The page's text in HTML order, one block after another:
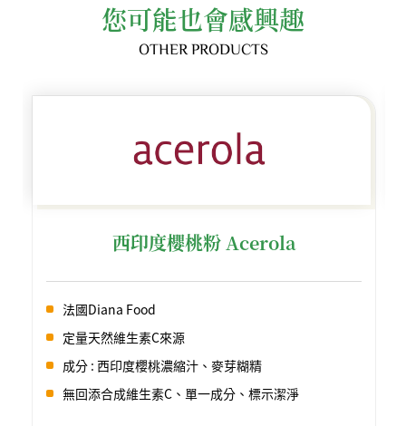
您可能也會感興趣
OTHER PRODUCTS
西印度櫻桃粉 Acerola
法國Diana Food
定量天然維生素C來源
成分 : 西印度櫻桃濃縮汁、麥芽糊精
無回添合成維生素C、單一成分、標示潔淨